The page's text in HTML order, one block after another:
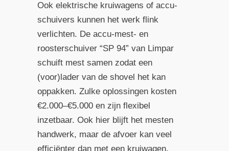
Ook elektrische kruiwagens of accu-
schuivers kunnen het werk flink
verlichten. De accu-mest- en
roosterschuiver “SP 94” van Limpar
schuift mest samen zodat een
(voor)lader van de shovel het kan
oppakken. Zulke oplossingen kosten
€2.000–€5.000 en zijn flexibel
inzetbaar. Ook hier blijft het mesten
handwerk, maar de afvoer kan veel
efficiënter dan met een kruiwagen.